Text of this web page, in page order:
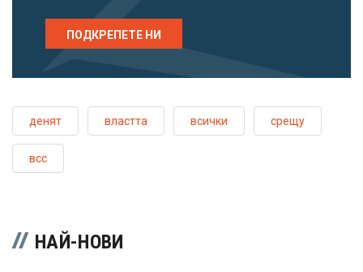
ПОДКРЕПЕТЕ НИ
денят властта всички срещу
всс
НАЙ-НОВИ